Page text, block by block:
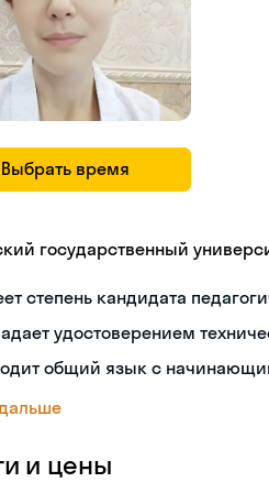
Выбрать время
государственный
степень кандидата
удостоверением
общий язык с
и цены